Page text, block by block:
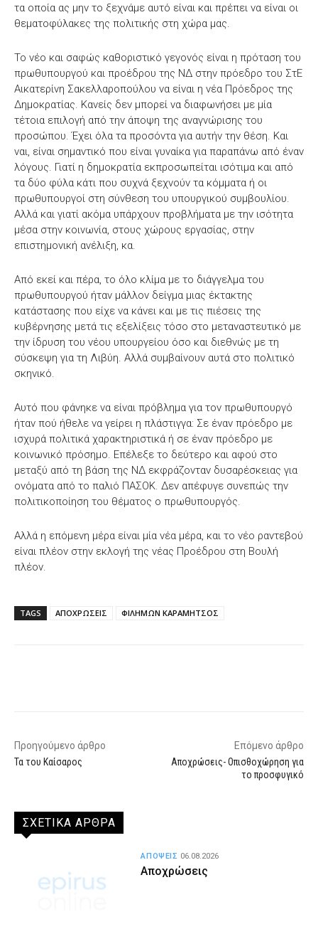
τα οποία ας μην το ξεχνάμε αυτό είναι και πρέπει να είναι οι
θεματοφύλακες της πολιτικής στη χώρα μας.
Το νέο και σαφώς καθοριστικό γεγονός είναι η πρόταση του
πρωθυπουργού και προέδρου της ΝΔ στην πρόεδρο του ΣτΕ
Αικατερίνη Σακελλαροπούλου να είναι η νέα Πρόεδρος της
Δημοκρατίας. Κανείς δεν μπορεί να διαφωνήσει με μία
τέτοια επιλογή από την άποψη της αναγνώρισης του
προσώπου. Έχει όλα τα προσόντα για αυτήν την θέση. Και
ναι, είναι σημαντικό που είναι γυναίκα για παραπάνω από έναν
λόγους. Γιατί η δημοκρατία εκπροσωπείται ισότιμα και από
τα δύο φύλα κάτι που συχνά ξεχνούν τα κόμματα ή οι
πρωθυπουργοί στη σύνθεση του υπουργικού συμβουλίου.
Αλλά και γιατί ακόμα υπάρχουν προβλήματα με την ισότητα
μέσα στην κοινωνία, στους χώρους εργασίας, στην
επιστημονική ανέλιξη, κα.
Από εκεί και πέρα, το όλο κλίμα με το διάγγελμα του
πρωθυπουργού ήταν μάλλον δείγμα μιας έκτακτης
κατάστασης που είχε να κάνει και με τις πιέσεις της
κυβέρνησης μετά τις εξελίξεις τόσο στο μεταναστευτικό με
την ίδρυση του νέου υπουργείου όσο και διεθνώς με τη
σύσκεψη για τη Λιβύη. Αλλά συμβαίνουν αυτά στο πολιτικό
σκηνικό.
Αυτό που φάνηκε να είναι πρόβλημα για τον πρωθυπουργό
ήταν πού ήθελε να γείρει η πλάστιγγα: Σε έναν πρόεδρο με
ισχυρά πολιτικά χαρακτηριστικά ή σε έναν πρόεδρο με
κοινωνικό πρόσημο. Επέλεξε το δεύτερο και αφού στο
μεταξύ από τη βάση της ΝΔ εκφράζονταν δυσαρέσκειας για
ονόματα από το παλιό ΠΑΣΟΚ. Δεν απέφυγε συνεπώς την
πολιτικοποίηση του θέματος ο πρωθυπουργός.
Αλλά η επόμενη μέρα είναι μία νέα μέρα, και το νέο ραντεβού
είναι πλέον στην εκλογή της νέας Προέδρου στη Βουλή
πλέον.
TAGS ΑΠΟΧΡΩΣΕΙΣ ΦΙΛΗΜΩΝ ΚΑΡΑΜΗΤΣΟΣ
Προηγούμενο άρθρο
Τα του Καίσαρος
Επόμενο άρθρο
Αποχρώσεις- Οπισθοχώρηση για
το προσφυγικό
ΣΧΕΤΙΚΑ ΑΡΘΡΑ
Αποχρώσεις
ΑΠΟΨΕΙΣ 06.08.2026